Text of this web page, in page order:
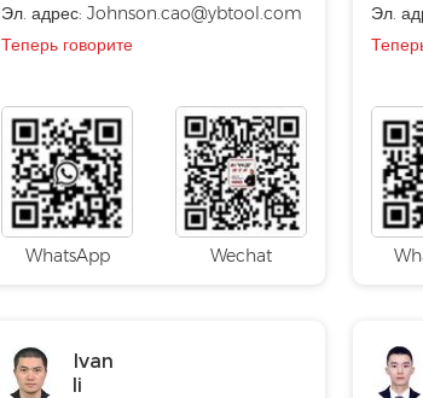
Эл. адрес:Johnson.cao@ybtool.com
Теперь говорите
WhatsApp Wechat
Эл.
Ivan
li